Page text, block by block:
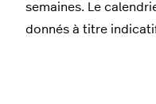
semaines. Le
donnés à titre